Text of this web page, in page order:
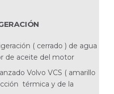
( cerrado ) de agua
de aceite del motor
Volvo VCS ( amarillo
térmica y de la